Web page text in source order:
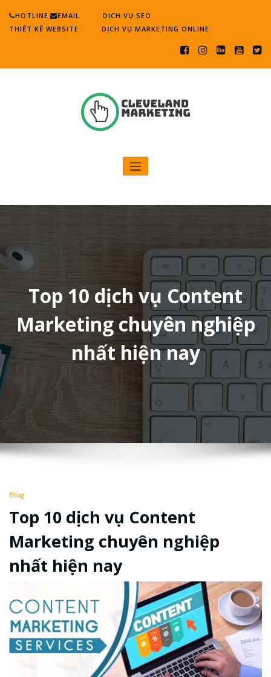
content
HOTLINE EMAIL
DỊCH VỤ SEO
THIẾT KẾ WEBSITE
DỊCH VỤ MARKETING ONLINE
Cleveland Marketing
Top 10 dịch vụ Content
Marketing chuyên nghiệp
nhất hiện nay
Blog
Top 10 dịch vụ Content
Marketing chuyên nghiệp
nhất hiện nay